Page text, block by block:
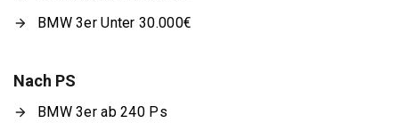
BMW 3er Unter 30.000€
Nach PS
BMW 3er ab 240 Ps